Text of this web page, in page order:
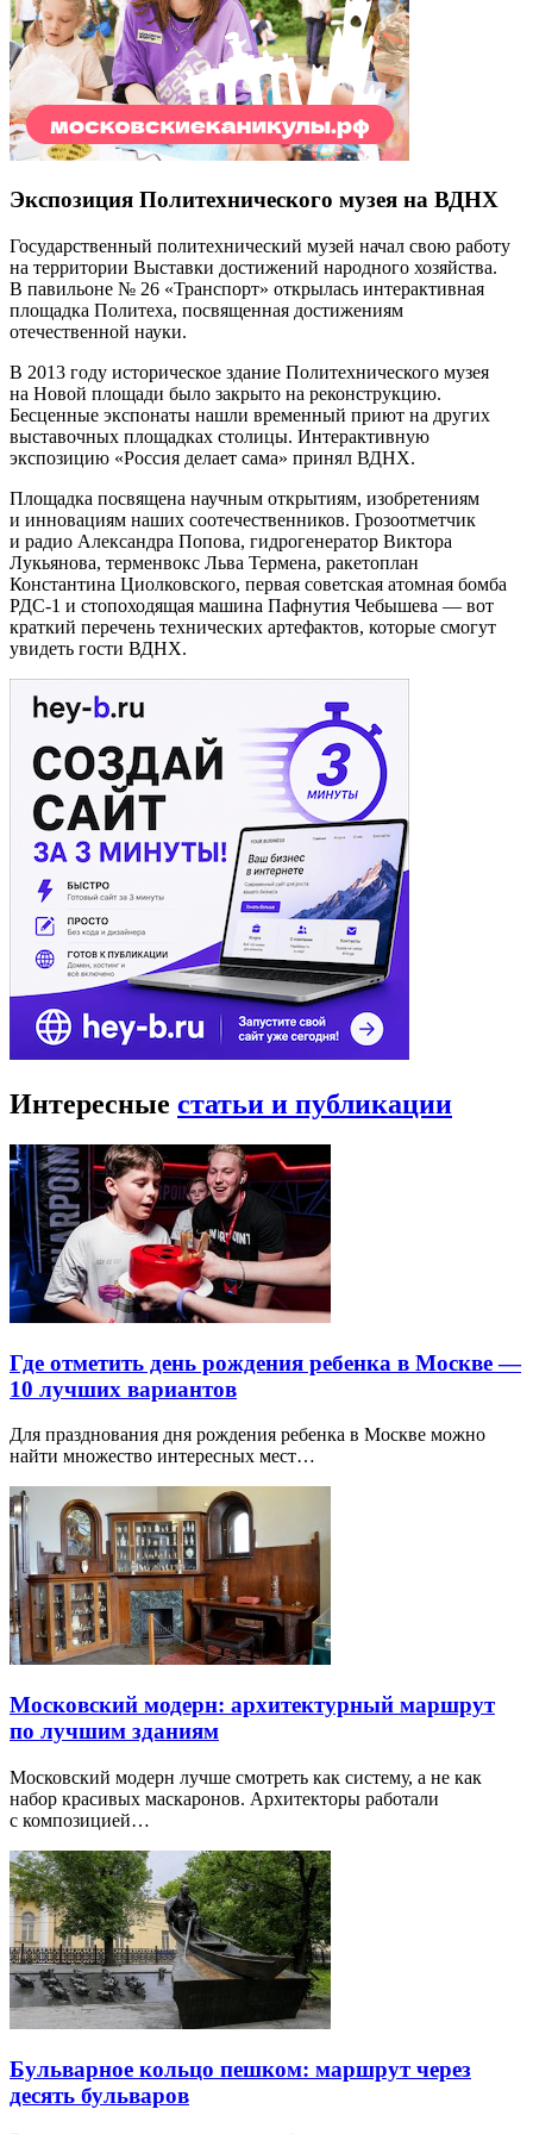
Экспозиция Политехнического музея на ВДНХ
Государственный политехнический музей начал свою работу
на территории Выставки достижений народного хозяйства.
В павильоне № 26 «Транспорт» открылась интерактивная
площадка Политеха, посвященная достижениям
отечественной науки.
В 2013 году историческое здание Политехнического музея
на Новой площади было закрыто на реконструкцию.
Бесценные экспонаты нашли временный приют на других
выставочных площадках столицы. Интерактивную
экспозицию «Россия делает сама» принял ВДНХ.
Площадка посвящена научным открытиям, изобретениям
и инновациям наших соотечественников. Грозоотметчик
и радио Александра Попова, гидрогенератор Виктора
Лукьянова, терменвокс Льва Термена, ракетоплан
Константина Циолковского, первая советская атомная бомба
РДС-1 и стопоходящая машина Пафнутия Чебышева — вот
краткий перечень технических артефактов, которые смогут
увидеть гости ВДНХ.
Интересные статьи и публикации
Где отметить день рождения ребенка в Москве —
10 лучших вариантов
Для празднования дня рождения ребенка в Москве можно
найти множество интересных мест…
Московский модерн: архитектурный маршрут
по лучшим зданиям
Московский модерн лучше смотреть как систему, а не как
набор красивых маскаронов. Архитекторы работали
с композицией…
Бульварное кольцо пешком: маршрут через
десять бульваров